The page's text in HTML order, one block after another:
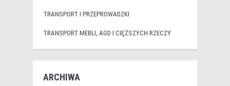
TRANSPORT I PRZEPROWADZKI
TRANSPORT MEBLI, AGD I CIĘŻSZYCH RZECZY
ARCHIWA